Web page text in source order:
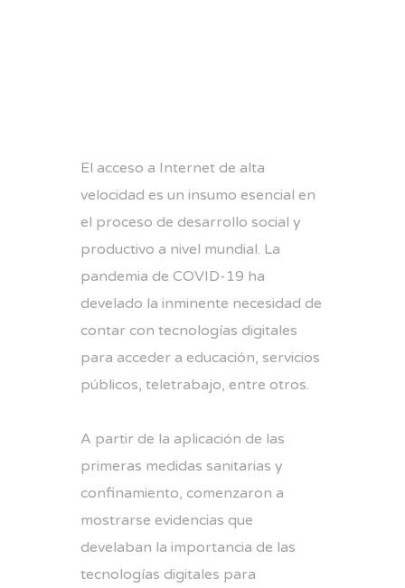
El acceso a Internet de alta
velocidad es un insumo esencial en
el proceso de desarrollo social y
productivo a nivel mundial. La
pandemia de COVID-19 ha
develado la inminente necesidad de
contar con tecnologías digitales
para acceder a educación, servicios
públicos, teletrabajo, entre otros.
A partir de la aplicación de las
primeras medidas sanitarias y
confinamiento, comenzaron a
mostrarse evidencias que
develaban la importancia de las
tecnologías digitales para